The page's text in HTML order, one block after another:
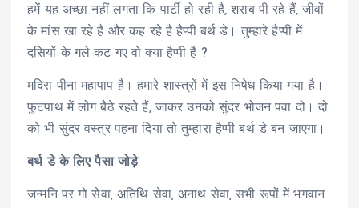
हमें यह अच्छा नहीं लगता कि पार्टी हो रही है, शराब पी रहे हैं, जीवों
के मांस खा रहे है और कह रहे है हैप्पी बर्थ डे। तुम्हारे हैप्पी में
दसियों के गले कट गए वो क्या हैप्पी है ?
मदिरा पीना महापाप है। हमारे शास्त्रों में इस निषेध किया गया है।
फुटपाथ में लोग बैठे रहते हैं, जाकर उनको सुंदर भोजन पवा दो। दो
को भी सुंदर वस्त्र पहना दिया तो तुम्हारा हैप्पी बर्थ डे बन जाएगा।
बर्थ डे के लिए पैसा जोड़े
जन्मनि पर गो सेवा, अतिथि सेवा, अनाथ सेवा, सभी रूपों में भगवान